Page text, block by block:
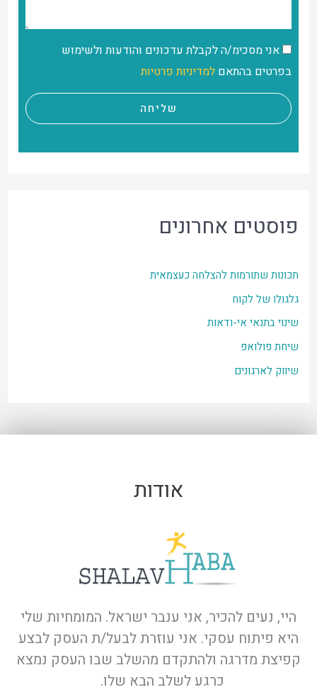
אני מסכימ/ה לקבלת עדכונים והודעות ולשימוש
בפרטים בהתאם למדיניות פרטיות
שליחה
פוסטים אחרונים
תכונות שתורמות להצלחה כעצמאית
גלגולו של לקוח
שינוי בתנאי אי-ודאות
שיחת פולואפ
שיווק לארגונים
אודות
היי, נעים להכיר, אני ענבר ישראל. המומחיות שלי
היא פיתוח עסקי. אני עוזרת לבעל/ת העסק לבצע
קפיצת מדרגה ולהתקדם מהשלב שבו העסק נמצא
כרגע לשלב הבא שלו.